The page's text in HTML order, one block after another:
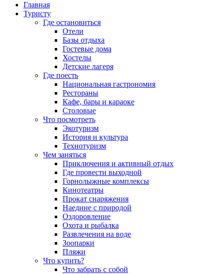
Главная
Туристу
Где остановиться
Отели
Базы отдыха
Гостевые дома
Хостелы
Детские лагеря
Где поесть
Национальная гастрономия
Рестораны
Кафе, бары и караоке
Столовые
Что посмотреть
Экотуризм
История и культура
Технотуризм
Чем заняться
Приключения и активный отдых
Где провести выходной
Горнолыжные комплексы
Кинотеатры
Прокат снаряжения
Наедине с природой
Оздоровление
Охота и рыбалка
Развлечения на воде
Зоопарки
Пляжи
Что купить?
Что забрать с собой